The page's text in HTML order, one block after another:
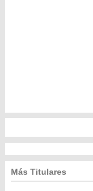
Más Titulares